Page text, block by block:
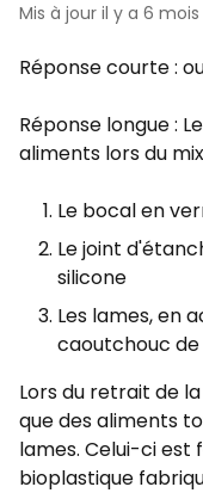
Mis à jour il y a 6 mois
Réponse courte :
Réponse longue :
aliments lors du
Le bocal en
Le joint
silicone
Les lames, en
caoutchouc de
Lors du retrait de
que des aliments
lames. Celui-ci est
bioplastique